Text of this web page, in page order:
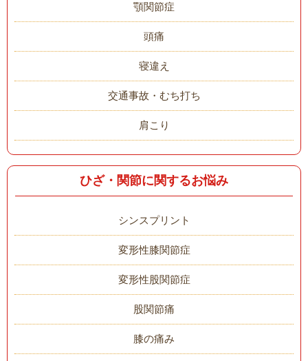
顎関節症
頭痛
寝違え
交通事故・むち打ち
肩こり
ひざ・関節に関するお悩み
シンスプリント
変形性膝関節症
変形性股関節症
股関節痛
膝の痛み